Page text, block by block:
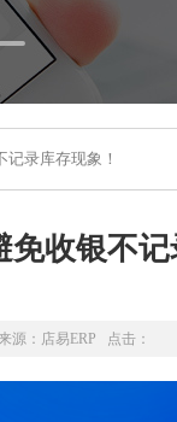
录库存现象！
收银不记
源： 店易ERP 点击：